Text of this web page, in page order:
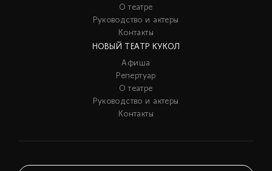
О театре
Руководство и актеры
Контакты
НОВЫЙ ТЕАТР КУКОЛ
Афиша
Репертуар
О театре
Руководство и актеры
Контакты